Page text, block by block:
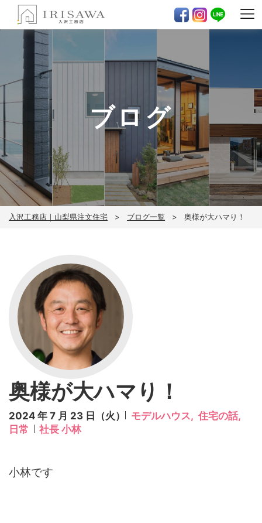
ブログ
入沢工務店｜山梨県注文住宅 ブログ一覧 奥様が大ハマり！
奥様が大ハマり！
2024 年 7 月 23 日（火） モデルハウス, 住宅の話,
日常
社長 小林
小林です